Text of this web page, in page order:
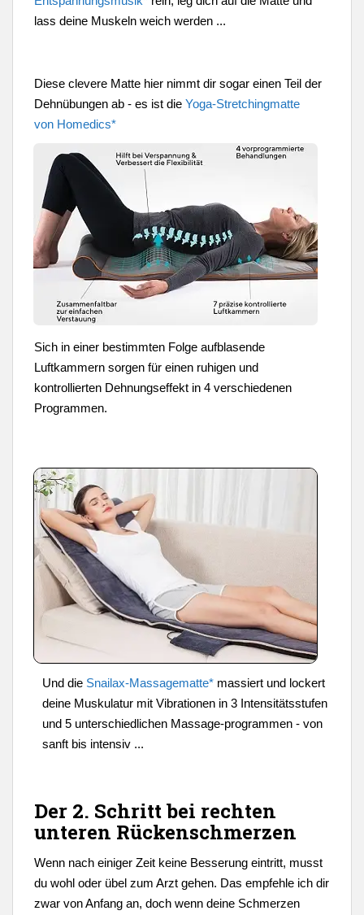
lass deine Muskeln weich werden ...
Diese clevere Matte hier nimmt dir sogar einen Teil der
Dehnübungen ab - es ist die Yoga-Stretchingmatte
von Homedics*
Sich in einer bestimmten Folge aufblasende
Luftkammern sorgen für einen ruhigen und
kontrollierten Dehnungseffekt in 4 verschiedenen
Programmen.
Und die Snailax-Massagematte* massiert und lockert
deine Muskulatur mit Vibrationen in 3 Intensitätsstufen
und 5 unterschiedlichen Massage-programmen - von
sanft bis intensiv ...
Der 2. Schritt bei rechten
unteren Rückenschmerzen
Wenn nach einiger Zeit keine Besserung eintritt, musst
du wohl oder übel zum Arzt gehen. Das empfehle ich dir
zwar von Anfang an, doch wenn deine Schmerzen